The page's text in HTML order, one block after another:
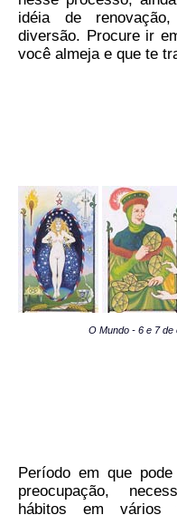
idéia de
diversão. Procure ir
você almeja e que te
O Mundo - 6 e 7 de
Período em que
preocupação,
hábitos em vários